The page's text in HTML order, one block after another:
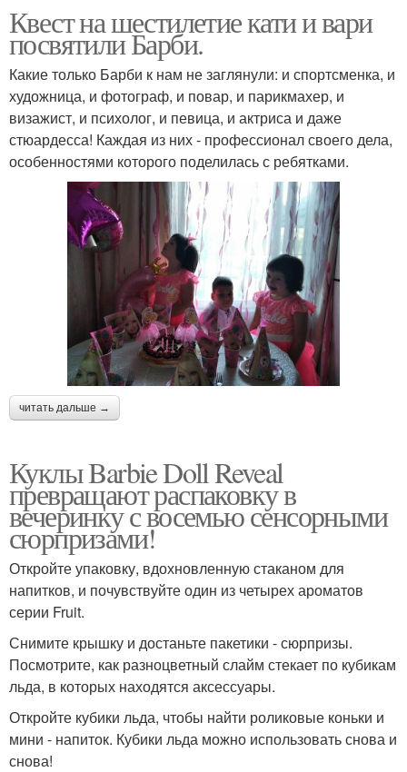
Квест на шестилетие кати и вари
посвятили Барби.
Какие только Барби к нам не заглянули: и спортсменка, и
художница, и фотограф, и повар, и парикмахер, и
визажист, и психолог, и певица, и актриса и даже
стюардесса! Каждая из них - профессионал своего дела,
особенностями которого поделилась с ребятками.
читать дальше →
Куклы Barbie Doll Reveal
превращают распаковку в
вечеринку с восемью сенсорными
сюрпризами!
Откройте упаковку, вдохновленную стаканом для
напитков, и почувствуйте один из четырех ароматов
серии Fruit.
Снимите крышку и достаньте пакетики - сюрпризы.
Посмотрите, как разноцветный слайм стекает по кубикам
льда, в которых находятся аксессуары.
Откройте кубики льда, чтобы найти роликовые коньки и
мини - напиток. Кубики льда можно использовать снова и
снова!